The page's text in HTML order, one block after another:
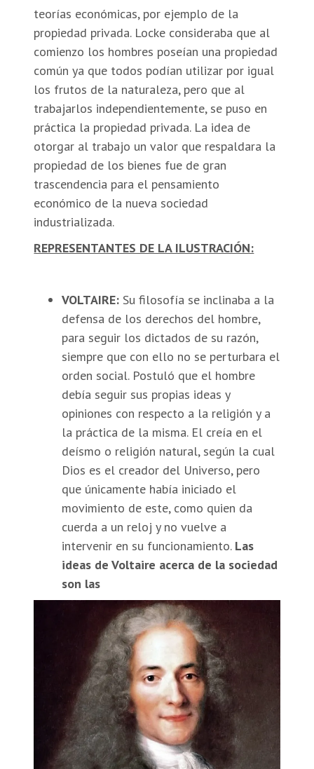
teorías económicas, por ejemplo de la
propiedad privada. Locke consideraba que al
comienzo los hombres poseían una propiedad
común ya que todos podían utilizar por igual
los frutos de la naturaleza, pero que al
trabajarlos independientemente, se puso en
práctica la propiedad privada. La idea de
otorgar al trabajo un valor que respaldara la
propiedad de los bienes fue de gran
trascendencia para el pensamiento
económico de la nueva sociedad
industrializada.
REPRESENTANTES DE LA ILUSTRACIÓN:
VOLTAIRE: Su filosofía se inclinaba a la
defensa de los derechos del hombre,
para seguir los dictados de su razón,
siempre que con ello no se perturbara el
orden social. Postuló que el hombre
debía seguir sus propias ideas y
opiniones con respecto a la religión y a
la práctica de la misma. El creía en el
deísmo o religión natural, según la cual
Dios es el creador del Universo, pero
que únicamente había iniciado el
movimiento de este, como quien da
cuerda a un reloj y no vuelve a
intervenir en su funcionamiento. Las
ideas de Voltaire acerca de la sociedad
son las